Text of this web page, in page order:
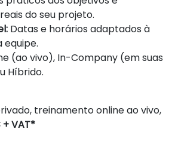
do seu projeto.
Datas e horários adaptados à
equipe.
(ao vivo), In-Company (em suas
Híbrido.
treinamento online ao vivo,
VAT*